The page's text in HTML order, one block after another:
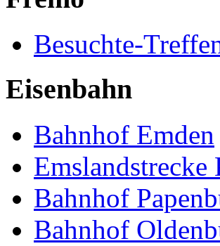
Besuchte-
Eisenbahn
Bahnhof Emden
Emslandstrecke
Bahnhof
Bahnhof